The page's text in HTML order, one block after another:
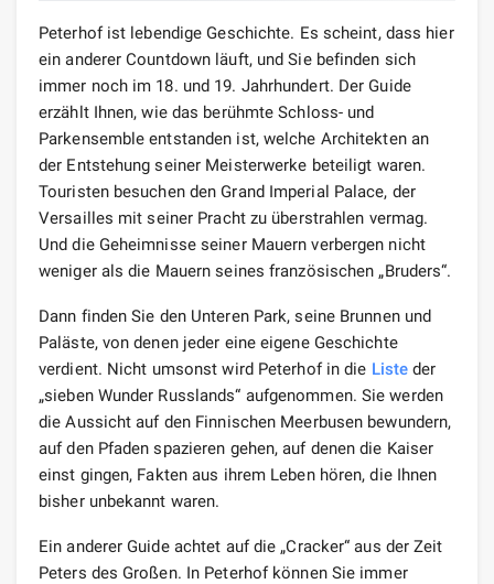
Peterhof ist lebendige Geschichte. Es scheint, dass hier
ein anderer Countdown läuft, und Sie befinden sich
immer noch im 18. und 19. Jahrhundert. Der Guide
erzählt Ihnen, wie das berühmte Schloss- und
Parkensemble entstanden ist, welche Architekten an
der Entstehung seiner Meisterwerke beteiligt waren.
Touristen besuchen den Grand Imperial Palace, der
Versailles mit seiner Pracht zu überstrahlen vermag.
Und die Geheimnisse seiner Mauern verbergen nicht
weniger als die Mauern seines französischen „Bruders“.
Dann finden Sie den Unteren Park, seine Brunnen und
Paläste, von denen jeder eine eigene Geschichte
verdient. Nicht umsonst wird Peterhof in die Liste der
„sieben Wunder Russlands“ aufgenommen. Sie werden
die Aussicht auf den Finnischen Meerbusen bewundern,
auf den Pfaden spazieren gehen, auf denen die Kaiser
einst gingen, Fakten aus ihrem Leben hören, die Ihnen
bisher unbekannt waren.
Ein anderer Guide achtet auf die „Cracker“ aus der Zeit
Peters des Großen. In Peterhof können Sie immer